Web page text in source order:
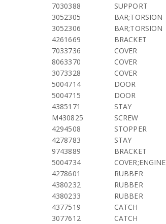
7030388
SUPPORT
3052305
BAR;TORSION
3052306
BAR;TORSION
4261669
BRACKET
7033736
COVER
8063370
COVER
3073328
COVER
5004714
DOOR
5004715
DOOR
4385171
STAY
M430825
SCREW
4294508
STOPPER
4278783
STAY
9743889
BRACKET
5004734
COVER;ENGINE
4278601
RUBBER
4380232
RUBBER
4380233
RUBBER
4377519
CATCH
3077612
CATCH